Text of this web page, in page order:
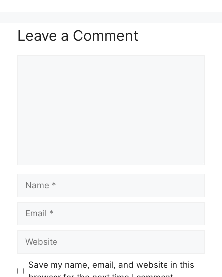
Leave a Comment
Save my name, email, and website in this